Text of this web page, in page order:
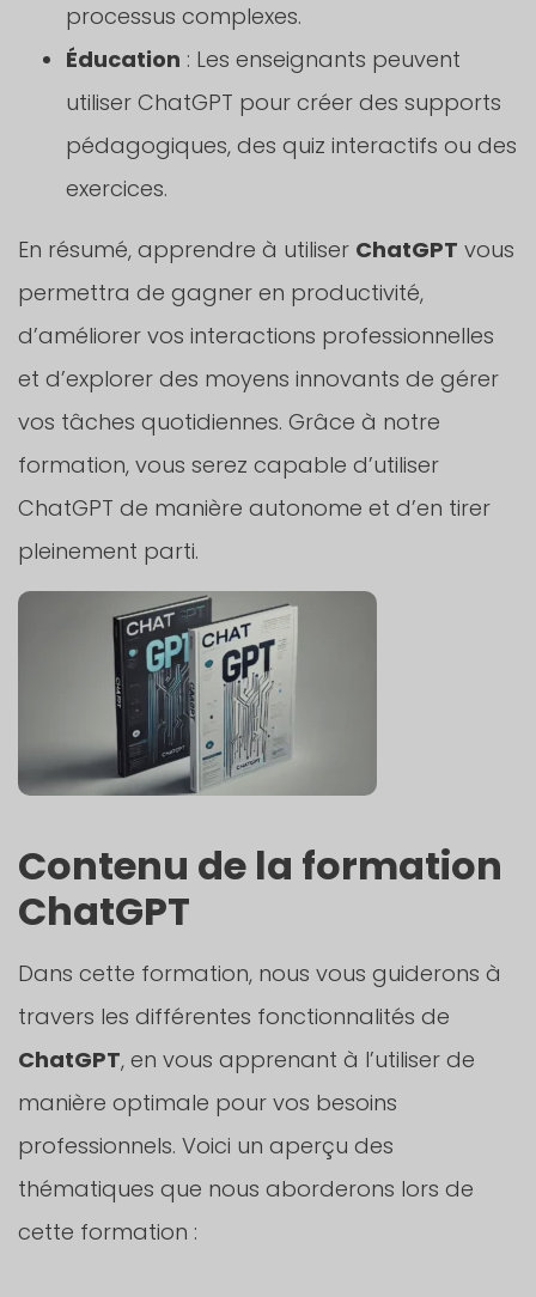
processus complexes.
Éducation : Les enseignants peuvent
utiliser ChatGPT pour créer des supports
pédagogiques, des quiz interactifs ou des
exercices.
En résumé, apprendre à utiliser ChatGPT vous
permettra de gagner en productivité,
d’améliorer vos interactions professionnelles
et d’explorer des moyens innovants de gérer
vos tâches quotidiennes. Grâce à notre
formation, vous serez capable d’utiliser
ChatGPT de manière autonome et d’en tirer
pleinement parti.
Contenu de la formation
ChatGPT
Dans cette formation, nous vous guiderons à
travers les différentes fonctionnalités de
ChatGPT, en vous apprenant à l’utiliser de
manière optimale pour vos besoins
professionnels. Voici un aperçu des
thématiques que nous aborderons lors de
cette formation :